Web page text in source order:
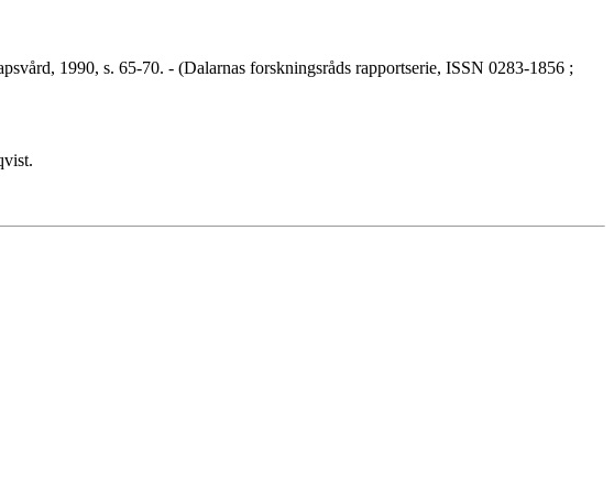
1990, s. 65-70. - (Dalarnas forskningsråds rapportserie, ISSN 0283-1856 ;